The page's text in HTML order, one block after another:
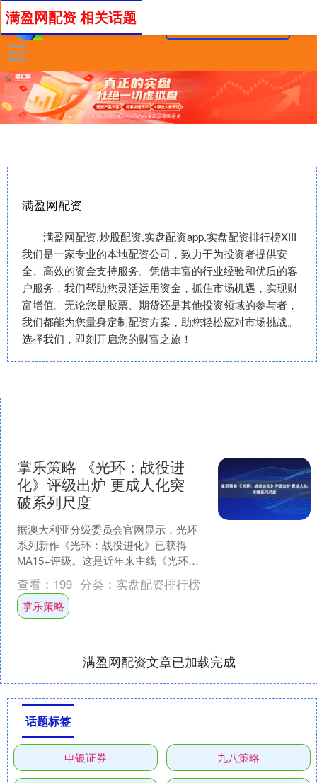
满盈网配资
满盈网配资,炒股配资,实盘配资app,实盘配资排行榜XIII‌
我们是一家专业的本地配资公司，致力于为投资者提供安
全、高效的资金支持服务。凭借丰富的行业经验和优质的客
户服务，我们帮助您灵活运用资金，抓住市场机遇，实现财
富增值。无论您是股票、期货还是其他投资领域的参与者，
我们都能为您量身定制配资方案，助您轻松应对市场挑战。
选择我们，即刻开启您的财富之旅！
满盈网配资 相关话题
掌乐策略 《光环：战役进
化》评级出炉 更成人化突
破系列尺度
据澳大利亚分级委员会官网显示，光环
系列新作《光环：战役进化》已获得
MA15+评级。这是近年来主线《光环》
游戏中评级最高的一次，引发了玩家和
业界的广泛关注。 根据....
查看： 199 分类： 实盘配资排行榜
掌乐策略
满盈网配资文章已加载完成
话题标签
申银证券 九八策略